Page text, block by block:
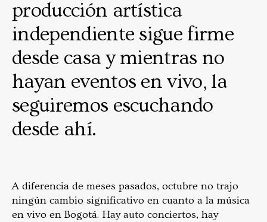
producción artística
independiente sigue firme
desde casa y mientras no
hayan eventos en vivo, la
seguiremos escuchando
desde ahí.
A diferencia de meses pasados, octubre no trajo
ningún cambio significativo en cuanto a la música
en vivo en Bogotá. Hay auto conciertos, hay